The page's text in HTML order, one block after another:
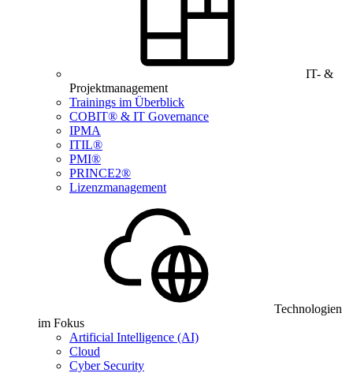
IT- &
Projektmanagement
Trainings im Überblick
COBIT® & IT Governance
IPMA
ITIL®
PMI®
PRINCE2®
Lizenzmanagement
Technologien
im Fokus
Artificial Intelligence (AI)
Cloud
Cyber Security